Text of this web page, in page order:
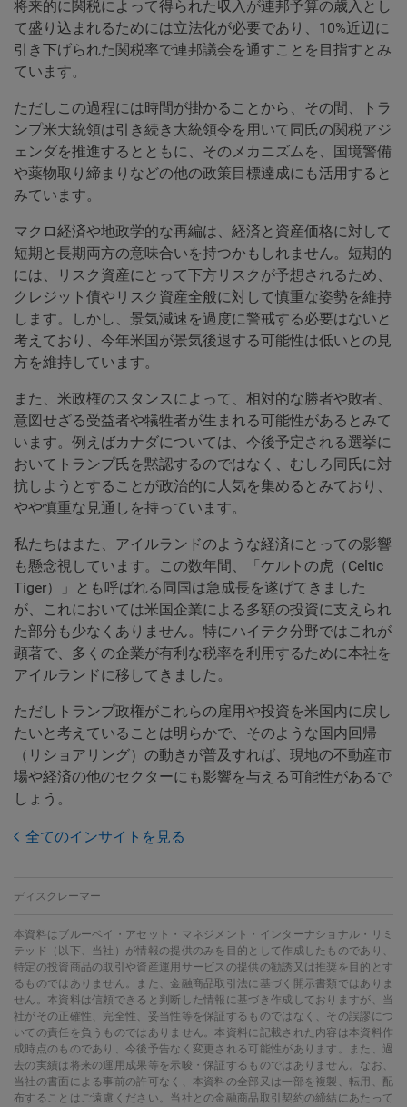
将来的に関税によって得られた収入が連邦予算の歳入とし
て盛り込まれるためには立法化が必要であり、10%近辺に
引き下げられた関税率で連邦議会を通すことを目指すとみ
ています。
ただしこの過程には時間が掛かることから、その間、トラ
ンプ米大統領は引き続き大統領令を用いて同氏の関税アジ
ェンダを推進するとともに、そのメカニズムを、国境警備
や薬物取り締まりなどの他の政策目標達成にも活用すると
みています。
マクロ経済や地政学的な再編は、経済と資産価格に対して
短期と長期両方の意味合いを持つかもしれません。短期的
には、リスク資産にとって下方リスクが予想されるため、
クレジット債やリスク資産全般に対して慎重な姿勢を維持
します。しかし、景気減速を過度に警戒する必要はないと
考えており、今年米国が景気後退する可能性は低いとの見
方を維持しています。
また、米政権のスタンスによって、相対的な勝者や敗者、
意図せざる受益者や犠牲者が生まれる可能性があるとみて
います。例えばカナダについては、今後予定される選挙に
おいてトランプ氏を黙認するのではなく、むしろ同氏に対
抗しようとすることが政治的に人気を集めるとみており、
やや慎重な見通しを持っています。
私たちはまた、アイルランドのような経済にとっての影響
も懸念視しています。この数年間、「ケルトの虎（Celtic
Tiger）」とも呼ばれる同国は急成長を遂げてきました
が、これにおいては米国企業による多額の投資に支えられ
た部分も少なくありません。特にハイテク分野ではこれが
顕著で、多くの企業が有利な税率を利用するために本社を
アイルランドに移してきました。
ただしトランプ政権がこれらの雇用や投資を米国内に戻し
たいと考えていることは明らかで、そのような国内回帰
（リショアリング）の動きが普及すれば、現地の不動産市
場や経済の他のセクターにも影響を与える可能性があるで
しょう。
全てのインサイトを見る
ディスクレーマー
本資料はブルーベイ・アセット・マネジメント・インターナショナル・リミ
テッド（以下、当社）が情報の提供のみを目的として作成したものであり、
特定の投資商品の取引や資産運用サービスの提供の勧誘又は推奨を目的とす
るものではありません。また、金融商品取引法に基づく開示書類ではありま
せん。本資料は信頼できると判断した情報に基づき作成しておりますが、当
社がその正確性、完全性、妥当性等を保証するものではなく、その誤謬につ
いての責任を負うものではありません。本資料に記載された内容は本資料作
成時点のものであり、今後予告なく変更される可能性があります。また、過
去の実績は将来の運用成果等を示唆・保証するものではありません。なお、
当社の書面による事前の許可なく、本資料の全部又は一部を複製、転用、配
布することはご遠慮ください。当社との金融商品取引契約の締結にあたって